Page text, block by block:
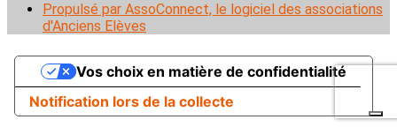
Propulsé par AssoConnect, le logiciel des associations
d'Anciens Elèves
Notification lors de la collecte
Vos choix en matière de confidentialité